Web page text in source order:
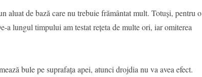
aluat de bază care nu trebuie frământat mult. Totuși, pentru o
a lungul timpului am testat rețeta de multe ori, iar omiterea
bule pe suprafața apei, atunci drojdia nu va avea efect.